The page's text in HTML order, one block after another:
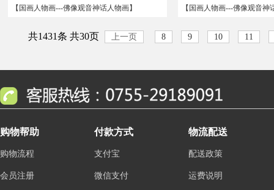
【 国画人物画---佛像观音神话人物画】 【 国画人物画---佛像观音神
共1431条 共30页 上一页 8 9 10 11
购物帮助
购物流程
会员注册
付款方式
支付宝
微信支付
物流配送
配送政策
运费说明